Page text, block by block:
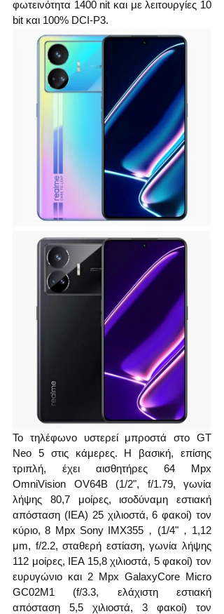
φωτεινότητα 1400 nit και με λειτουργίες 10
bit και 100% DCI-P3.
Το τηλέφωνο υστερεί μπροστά στο GT
Neo 5 στις κάμερες. Η βασική, επίσης
τριπλή, έχει αισθητήρες 64 Mpx
OmniVision OV64B (1/2", f/1.79, γωνία
λήψης 80,7 μοίρες, ισοδύναμη εστιακή
απόσταση (ΙΕΑ) 25 χιλιοστά, 6 φακοί) τον
κύριο, 8 Mpx Sony IMX355，(1/4"，1,12
μm, f/2.2, σταθερή εστίαση, γωνία λήψης
112 μοίρες, ΙΕΑ 15,8 χιλιοστά, 5 φακοί) τον
ευρυγώνιο και 2 Mpx GalaxyCore Micro
GC02M1 (f/3.3, ελάχιστη εστιακή
απόσταση 5,5 χιλιοστά, 3 φακοί) τον